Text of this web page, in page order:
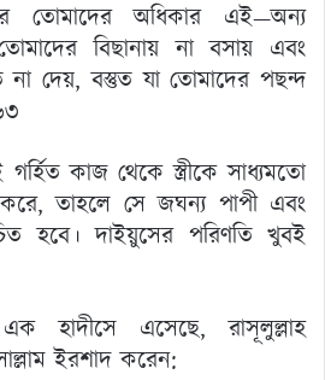
তোমাদের অধিকার এই—অন্য
বিছানায় না বসায় এবং
দেয়, বস্তুত যা তোমাদের পছন্দ
গর্হিত কাজ থেকে স্ত্রীকে সাধ্যমতো
করে, তাহলে সে জঘন্য পাপী এবং
হবে। দাইয়ুসের পরিণতি খুবই
হাদীসে এসেছে, রাসূলুল্লাহ
ইরশাদ করেন: